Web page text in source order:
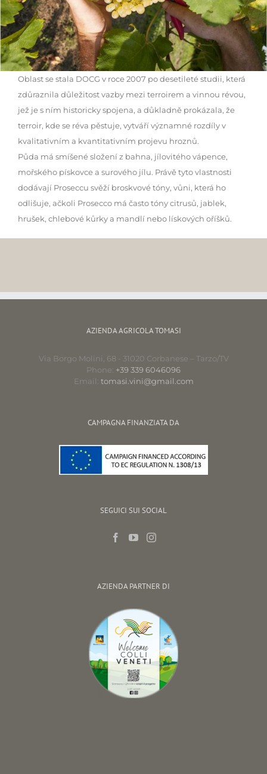
Oblast se stala DOCG v roce 2007 po desetileté studii, která
zdůraznila důležitost vazby mezi terroirem a vinnou révou,
jež je s ním historicky spojena, a důkladně prokázala, že
terroir, kde se réva pěstuje, vytváří významné rozdíly v
kvalitativním a kvantitativním projevu hroznů.
Půda má smíšené složení z bahna, jílovitého vápence,
mořského pískovce a surového jílu. Právě tyto vlastnosti
dodávají Proseccu svěží broskvové tóny, vůni, která ho
odlišuje, ačkoli Prosecco má často tóny citrusů, jablek,
hrušek, chlebové kůrky a mandlí nebo lískových oříšků.
AZIENDA AGRICOLA TOMASI
Via Borgo Molini, 68 - 31020 Corbanese – Tarzo/TV
Phone: +39 339 6046096
Email: tomasi.vini@gmail.com
CAMPAGNA FINANZIATA DA
SEGUICI SUI SOCIAL
AZIENDA PARTNER DI